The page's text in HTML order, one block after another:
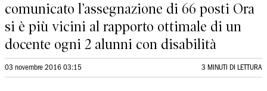
comunicato l’assegnazione di 66 posti Ora
si è più vicini al rapporto ottimale di un
docente ogni 2 alunni con disabilità
03 novembre 2016 03:15 3 MINUTI DI LETTURA